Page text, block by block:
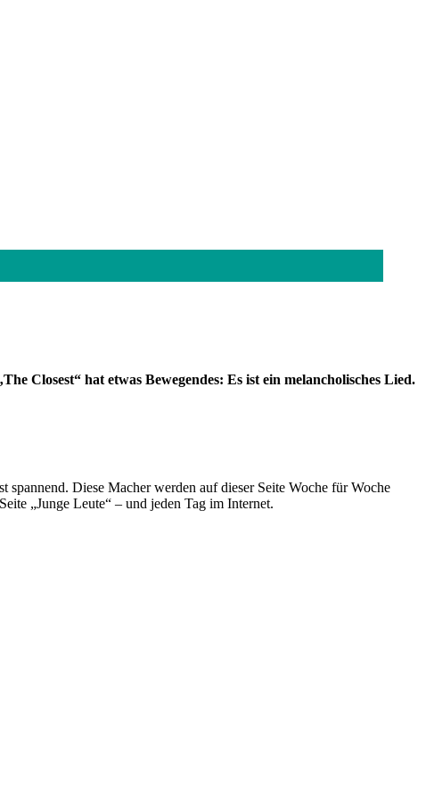
Closest“ hat etwas Bewegendes: Es ist ein melancholisches Lied.
Diese Macher werden auf dieser Seite Woche für Woche
„Junge Leute“ – und jeden Tag im Internet.